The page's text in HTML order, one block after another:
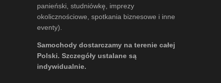
panieński, studniówkę, imprezy
okolicznościowe, spotkania biznesowe i inne
eventy).
Samochody dostarczamy na terenie całej
Polski. Szczegóły ustalane są
indywidualnie.